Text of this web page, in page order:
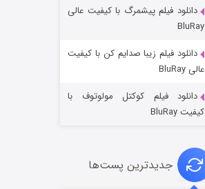
جادوگری در مغولستان
دانلود فیلم پیشمرگ با کیفیت عالی
BluRay
دانلود فیلم زیبا صدایم کن با کیفیت
عالی BluRay
دانلود فیلم کوکتل مولوتوف با
کیفیت BluRay
جدیدترین پست‌ها